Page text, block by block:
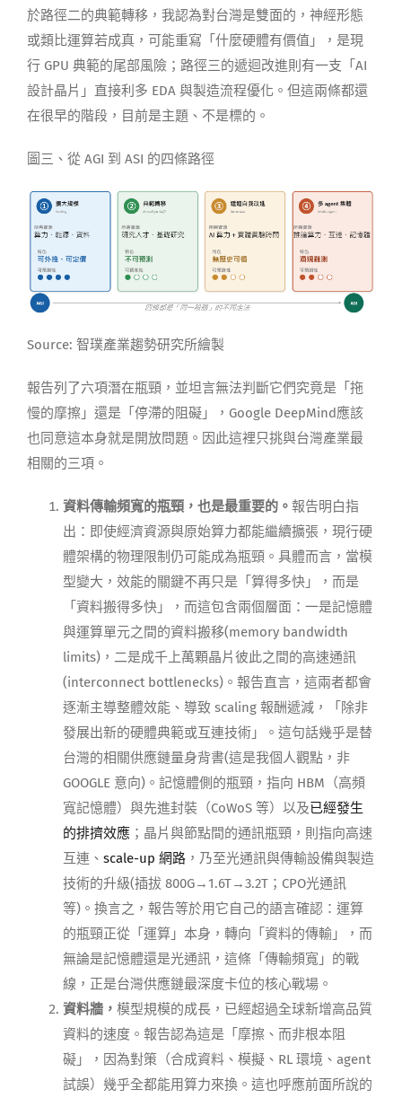
於路徑二的典範轉移，我認為對台灣是雙面的，神經形態
或類比運算若成真，可能重寫「什麼硬體有價值」，是現
行 GPU 典範的尾部風險；路徑三的遞迴改進則有一支「AI
設計晶片」直接利多 EDA 與製造流程優化。但這兩條都還
在很早的階段，目前是主題、不是標的。
圖三、從 AGI 到 ASI 的四條路徑
Source: 智璞產業趨勢研究所繪製
報告列了六項潛在瓶頸，並坦言無法判斷它們究竟是「拖
慢的摩擦」還是「停滯的阻礙」，Google DeepMind應該
也同意這本身就是開放問題。因此這裡只挑與台灣產業最
相關的三項。
資料傳輸頻寬的瓶頸，也是最重要的。 報告明白指
出：即使經濟資源與原始算力都能繼續擴張，現行硬
體架構的物理限制仍可能成為瓶頸。具體而言，當模
型變大，效能的關鍵不再只是「算得多快」，而是
「資料搬得多快」，而這包含兩個層面：一是記憶體
與運算單元之間的資料搬移(memory bandwidth
limits)，二是成千上萬顆晶片彼此之間的高速通訊
(interconnect bottlenecks)。報告直言，這兩者都會
逐漸主導整體效能、導致 scaling 報酬遞減，「除非
發展出新的硬體典範或互連技術」。這句話幾乎是替
台灣的相關供應鏈量身背書(這是我個人觀點，非
GOOGLE 意向)。記憶體側的瓶頸，指向 HBM（高頻
寬記憶體）與先進封裝（CoWoS 等）以及已經發生
的排擠效應；晶片與節點間的通訊瓶頸，則指向高速
互連、 scale-up 網路，乃至光通訊與傳輸設備與製造
技術的升級(插拔 800G→1.6T→3.2T；CPO光通訊
等)。換言之，報告等於用它自己的語言確認：運算
的瓶頸正從「運算」本身，轉向「資料的傳輸」，而
無論是記憶體還是光通訊，這條「傳輸頻寬」的戰
線，正是台灣供應鏈最深度卡位的核心戰場。
資料牆， 模型規模的成長，已經超過全球新增高品質
資料的速度。報告認為這是「摩擦、而非根本阻
礙」，因為對策（合成資料、模擬、RL 環境、agent
試誤）幾乎全都能用算力來換。這也呼應前面所說的